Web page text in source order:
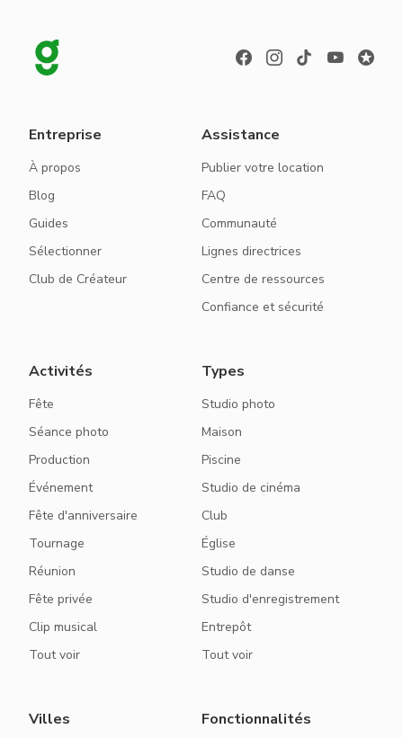
Entreprise
À propos
Blog
Guides
Sélectionner
Club de Créateur
Assistance
Publier votre location
FAQ
Communauté
Lignes directrices
Centre de ressources
Confiance et sécurité
Activités
Fête
Séance photo
Production
Événement
Fête d'anniversaire
Tournage
Réunion
Fête privée
Clip musical
Tout voir
Types
Studio photo
Maison
Piscine
Studio de cinéma
Club
Église
Studio de danse
Studio d'enregistrement
Entrepôt
Tout voir
Villes Fonctionnalités